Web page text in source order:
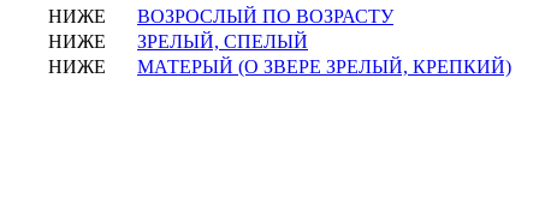
НИЖЕ
ВОЗРОСЛЫЙ ПО ВОЗРАСТУ
НИЖЕ
ЗРЕЛЫЙ, СПЕЛЫЙ
НИЖЕ
МАТЕРЫЙ (О ЗВЕРЕ ЗРЕЛЫЙ, КРЕПКИЙ)